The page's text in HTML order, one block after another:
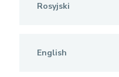
Rosyjski
English